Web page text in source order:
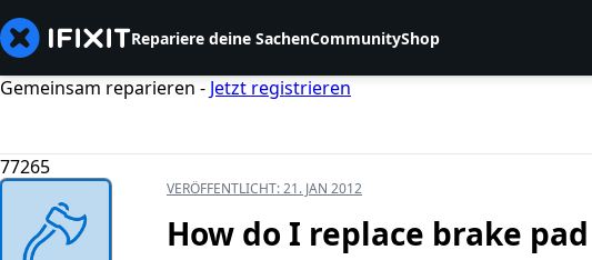
Repariere deine SachenCommunityShop
Gemeinsam reparieren - Jetzt registrieren
77265
VERÖFFENTLICHT:21. JAN 2012
How do I replace brake